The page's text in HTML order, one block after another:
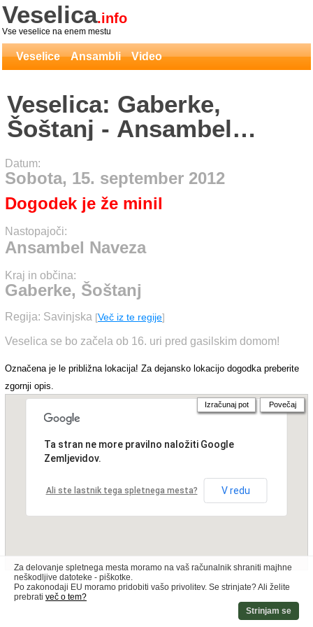
Veselica.info
Vse veselice na enem mestu
Veselice Ansambli Video
Veselica: Gaberke,
Šoštanj - Ansambel
Naveza
Datum:
Sobota, 15. september 2012
Dogodek je že minil
Nastopajoči:
Ansambel Naveza
Kraj in občina:
Gaberke, Šoštanj
Regija: Savinjska [Več iz te regije]
Veselica se bo začela ob 16. uri pred gasilskim domom!
Označena je le približna lokacija! Za dejansko lokacijo dogodka preberite
zgornji opis.
Ta stran ne more pravilno naložiti Google
Zemljevidov.
Ali ste lastnik tega spletnega mesta? V redu
Izračunaj pot Povečaj
Za delovanje spletnega mesta moramo na vaš računalnik shraniti majhne
neškodljive datoteke - piškotke.
Po zakonodaji EU moramo pridobiti vašo privolitev. Se strinjate? Ali želite
prebrati več o tem?
Strinjam se